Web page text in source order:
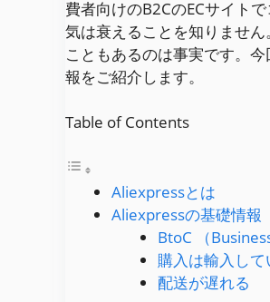
費者向けのB2CのECサイト
気は衰えることを知りませ
こともあるのは事実です。
報をご紹介します。
Table of Contents
Aliexpressとは
Aliexpressの基礎情報
BtoC （
購入は輸入し
配送が遅れる